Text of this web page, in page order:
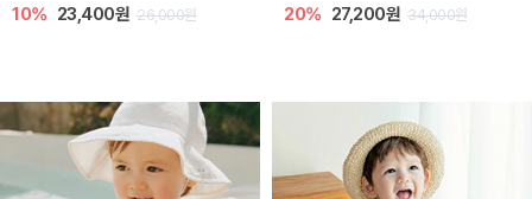
20% 21,600원 27,000원 20% 21,600원 27,000원